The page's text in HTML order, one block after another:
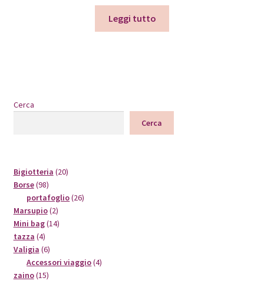
Leggi tutto
Cerca
Cerca
Bigiotteria 2020
Borse 9898
prodotti
portafoglio 2626
Marsupio 22
prodotti
Mini bag 1414
tazza 44
prodotti
Valigia 66
prodotti
Accessori viaggio 44
zaino 1515